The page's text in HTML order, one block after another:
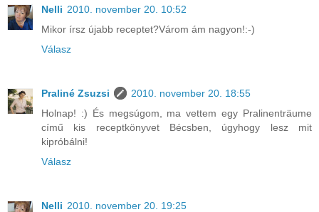
Nelli 2010. november 20. 10:52
Mikor írsz újabb receptet?Várom ám nagyon!:-)
Válasz
Praliné Zsuzsi
2010. november 20. 18:55
Holnap! :) És megsúgom, ma vettem egy Pralinenträume
című kis receptkönyvet Bécsben, úgyhogy lesz mit
kipróbálni!
Válasz
Nelli 2010. november 20. 19:25